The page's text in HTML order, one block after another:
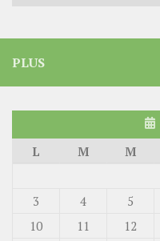
PLUS
L
M M
3
4 5
10
11 12